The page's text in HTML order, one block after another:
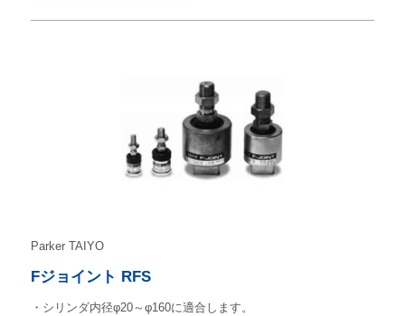
Parker TAIYO
Fジョイント RFS
・シリンダ内径φ20～φ160に適合します。